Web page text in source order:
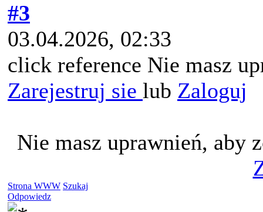
#3
03.04.2026, 02:33
click reference Nie masz
Zarejestruj sie lub Zaloguj
Nie masz uprawnień, aby
Strona WWW Szukaj
Odpowiedz